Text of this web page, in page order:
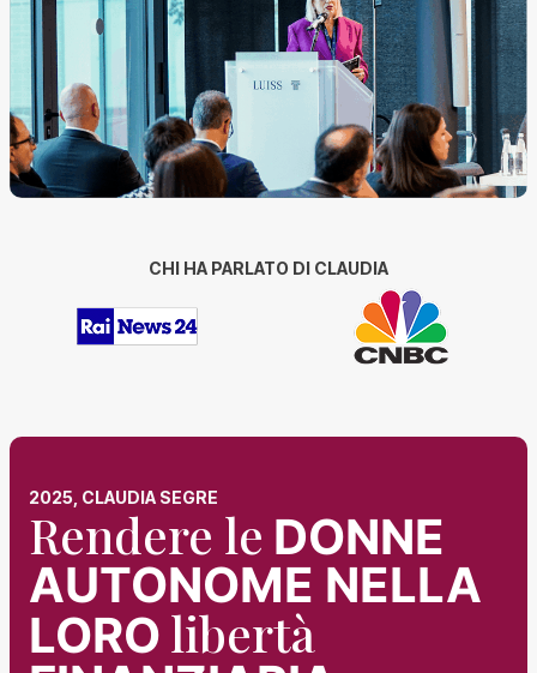
CHI HA PARLATO DI CLAUDIA
2025, CLAUDIA SEGRE
Rendere le DONNE
AUTONOME NELLA
LORO libertà